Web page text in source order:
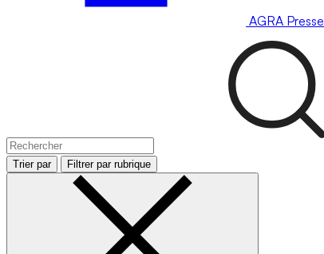
AGRA Presse
Trier par Filtrer par rubrique